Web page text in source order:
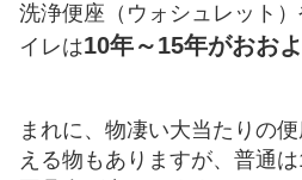
洗浄便座（ウォシュレット
イレは10年～15年がおお
まれに、物凄い大当たりの
える物もありますが、普通